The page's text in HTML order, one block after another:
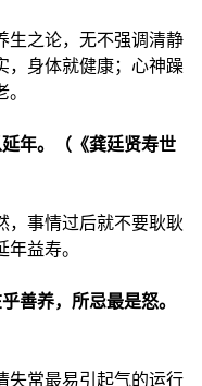
之论，无不强调清静
，身体就健康；心神躁
年。（《龚廷贤寿世
事情过后就不要耿耿
益寿。
善养，所忌最是怒。
常最易引起气的运行